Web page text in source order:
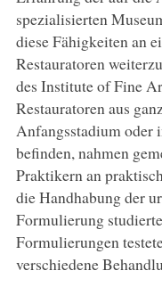
spezialisierten
diese Fähigkeiten an
Restauratoren
des Institute of Fine
Restauratoren aus
Anfangsstadium
befinden, nahmen
Praktikern an
die Handhabung der
Formulierung
Formulierungen
verschiedene